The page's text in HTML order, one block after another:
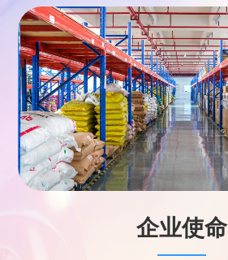
企业使命